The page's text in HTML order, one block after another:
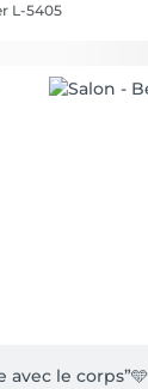
L-5405
le corps”🩵